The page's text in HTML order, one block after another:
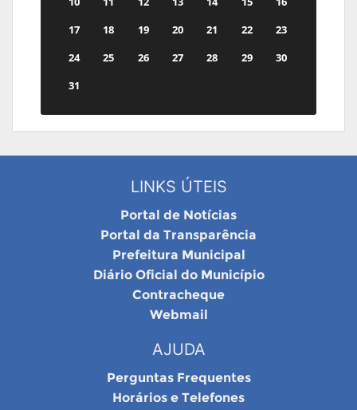
17
18 19 20 21 22
23
24
25 26 27 28 29
30
31
LINKS ÚTEIS
Portal de Notícias
Portal da Transparência
Prefeitura Municipal
Diário Oficial do Município
Contracheque
Webmail
AJUDA
Perguntas Frequentes
Horários e Telefones